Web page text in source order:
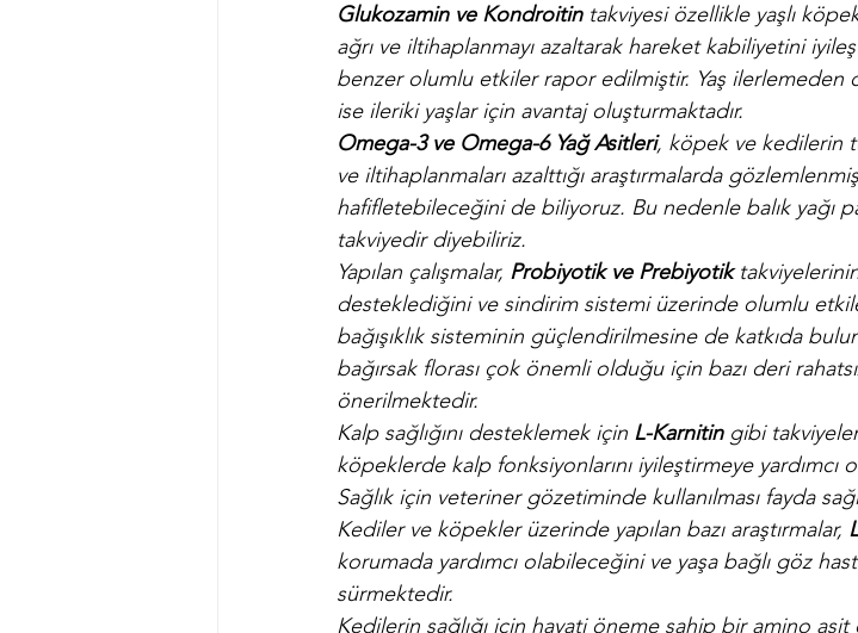
Glukozamin ve Kondroitin takviyesi özellikle yaşlı
ağrı ve iltihaplanmayı azaltarak hareket kabiliyetini
benzer olumlu etkiler rapor edilmiştir. Yaş ilerlemeden
ise ileriki yaşlar için avantaj oluşturmaktadır.
Omega-3 ve Omega-6 Yağ Asitleri, köpek ve kedilerin
ve iltihaplanmaları azalttığı araştırmalarda
hafifletebileceğini de biliyoruz. Bu nedenle balık yağı
takviyedir diyebiliriz.
Yapılan çalışmalar, Probiyotik ve Prebiyotik
desteklediğini ve sindirim sistemi üzerinde olumlu
bağışıklık sisteminin güçlendirilmesine de katkıda
bağırsak florası çok önemli olduğu için bazı deri
önerilmektedir.
Kalp sağlığını desteklemek için L-Karnitin gibi
köpeklerde kalp fonksiyonlarını iyileştirmeye
Sağlık için veteriner gözetiminde kullanılması fayda
Kediler ve köpekler üzerinde yapılan bazı araştırmalar,
korumada yardımcı olabileceğini ve yaşa bağlı göz
sürmektedir.
Kedilerin sağlığı için hayati öneme sahip bir amino asit